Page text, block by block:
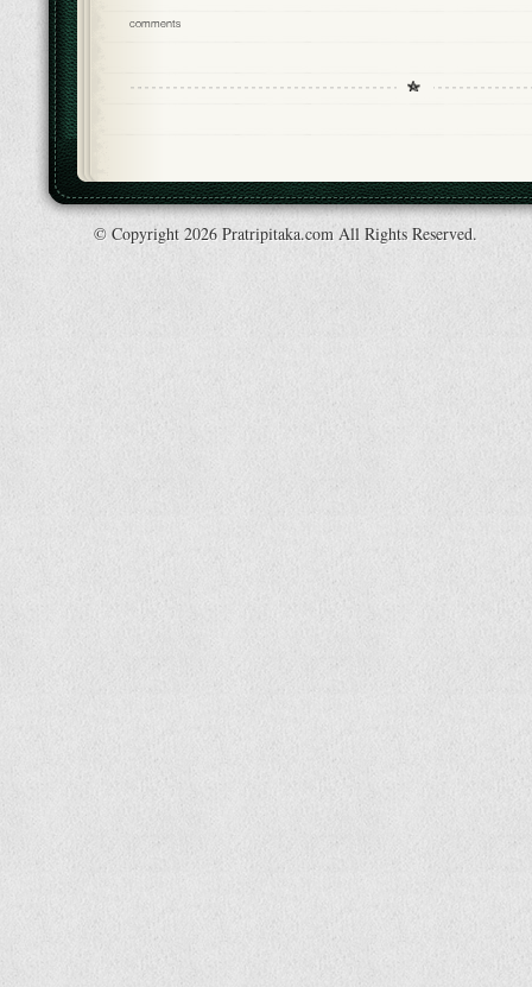
comments
© Copyright 2026 Pratripitaka.com All Rights Reserved.